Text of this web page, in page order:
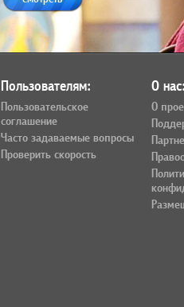
Пользователям:
Пользовательское
соглашение
Часто задаваемые вопросы
Проверить скорость
О
О